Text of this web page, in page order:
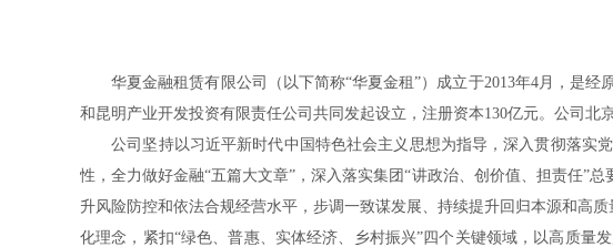
华夏金融租赁有限公司（以下简称“华夏金租”）成立于2013年4月，是经
和昆明产业开发投资有限责任公司共同发起设立，注册资本130亿元。公司北
公司坚持以习近平新时代中国特色社会主义思想为指导，深入贯彻落实
性，全力做好金融“五篇大文章”，深入落实集团“讲政治、创价值、担责任”
升风险防控和依法合规经营水平，步调一致谋发展、持续提升回归本源和高
化理念，紧扣“绿色、普惠、实体经济、乡村振兴”四个关键领域，以高质